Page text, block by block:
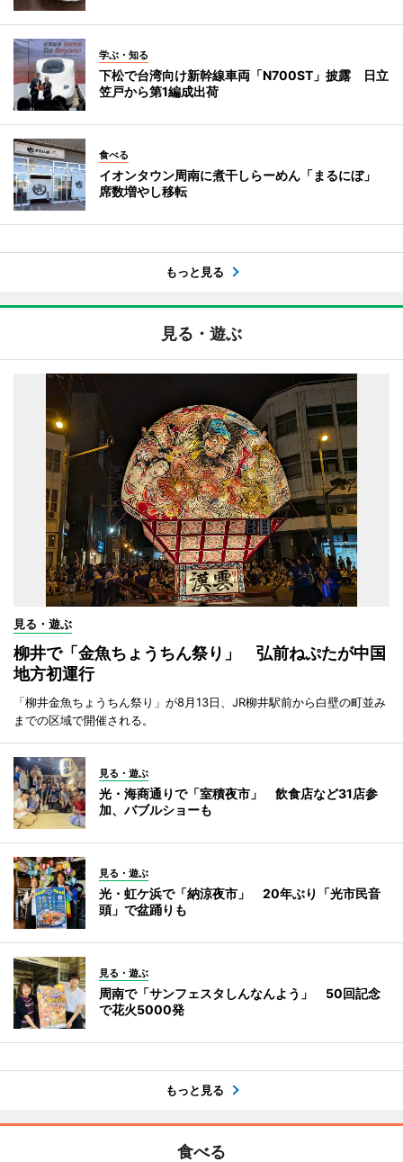
学ぶ・知る
下松で台湾向け新幹線車両「N700ST」披露 日立
笠戸から第1編成出荷
食べる
イオンタウン周南に煮干しらーめん「まるにぼ」
席数増やし移転
もっと見る
見る・遊ぶ
見る・遊ぶ
柳井で「金魚ちょうちん祭り」 弘前ねぷたが中国
地方初運行
「柳井金魚ちょうちん祭り」が8月13日、JR柳井駅前から白壁の町並み
までの区域で開催される。
見る・遊ぶ
光・海商通りで「室積夜市」 飲食店など31店参
加、バブルショーも
見る・遊ぶ
光・虹ケ浜で「納涼夜市」 20年ぶり「光市民音
頭」で盆踊りも
見る・遊ぶ
周南で「サンフェスタしんなんよう」 50回記念
で花火5000発
もっと見る
食べる